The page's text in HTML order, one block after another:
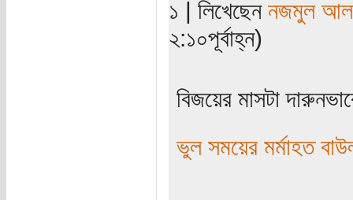
১ | লিখেছেন নজমুল
২:১০পূর্বাহ্ন)
বিজয়ের মাসটা
ভুল সময়ের মর্মাহত